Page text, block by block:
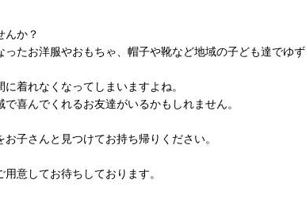
んか？
たお洋服やおもちゃ、帽子や靴など地域の子ども達でゆ
着れなくなってしまいますよね。
喜んでくれるお友達がいるかもしれません。
子さんと見つけてお持ち帰りください。
意してお待ちしております。